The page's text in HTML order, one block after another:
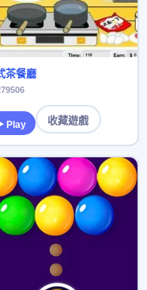
茶餐廳
Play 收藏遊戲